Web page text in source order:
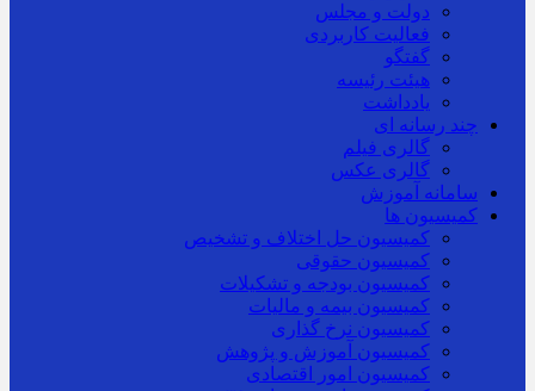
دولت و مجلس
فعالیت کاربردی
گفتگو
هیئت رئیسه
یادداشت
چند رسانه ای
گالری فیلم
گالری عکس
سامانه آموزش
کمیسیون ها
کمیسیون حل اختلاف و تشخیص
کمیسیون حقوقی
کمیسیون بودجه و تشکیلات
کمیسیون بیمه و مالیات
کمیسیون نرخ گذاری
کمیسیون آموزش و پژوهش
کمیسیون امور اقتصادی